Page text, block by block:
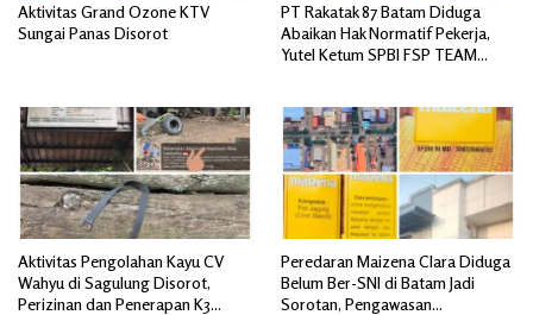
Aktivitas Grand Ozone KTV
Sungai Panas Disorot
PT Rakatak 87 Batam Diduga
Abaikan Hak Normatif Pekerja,
Yutel Ketum SPBI FSP TEAM
Aktivitas Pengolahan Kayu CV
Wahyu di Sagulung Disorot,
Perizinan dan Penerapan K3
Peredaran Maizena Clara Diduga
Belum Ber-SNI di Batam Jadi
Sorotan, Pengawasan